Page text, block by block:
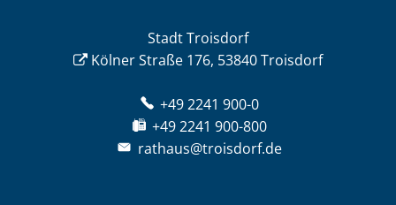
Stadt Troisdorf
Kölner Straße 176, 53840 Troisdorf
+49 2241 900-0
+49 2241 900-800
rathaus@troisdorf.de